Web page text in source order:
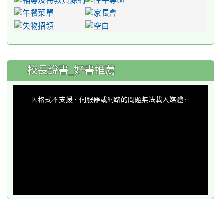
:::
校長說書_好書推薦
因格式不支援、伺服器或網路的問題無法載入媒體。